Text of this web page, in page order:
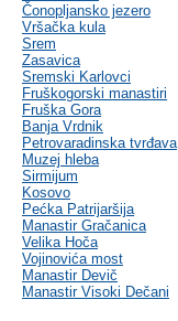
Čonopljansko jezero
Vršačka kula
Srem
Zasavica
Sremski Karlovci
Fruškogorski manastiri
Fruška Gora
Banja Vrdnik
Petrovaradinska tvrđava
Muzej hleba
Sirmijum
Kosovo
Pećka Patrijaršija
Manastir Gračanica
Velika Hoča
Vojinovića most
Manastir Devič
Manastir Visoki Dečani